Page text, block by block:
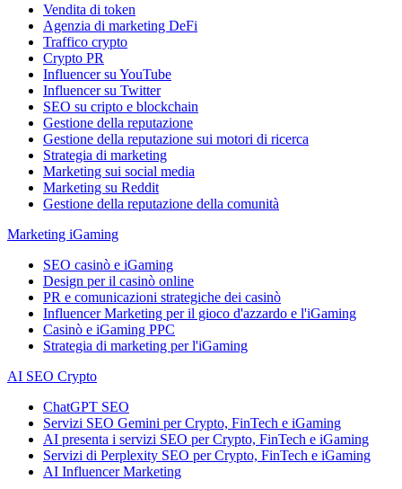
Vendita di token
Agenzia di marketing DeFi
Traffico crypto
Crypto PR
Influencer su YouTube
Influencer su Twitter
SEO su cripto e blockchain
Gestione della reputazione
Gestione della reputazione sui motori di ricerca
Strategia di marketing
Marketing sui social media
Marketing su Reddit
Gestione della reputazione della comunità
Marketing iGaming
SEO casinò e iGaming
Design per il casinò online
PR e comunicazioni strategiche dei casinò
Influencer Marketing per il gioco d'azzardo e l'iGaming
Casinò e iGaming PPC
Strategia di marketing per l'iGaming
AI SEO Crypto
ChatGPT SEO
Servizi SEO Gemini per Crypto, FinTech e iGaming
AI presenta i servizi SEO per Crypto, FinTech e iGaming
Servizi di Perplexity SEO per Crypto, FinTech e iGaming
AI Influencer Marketing